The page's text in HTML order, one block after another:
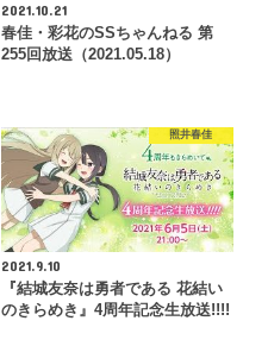
2021.10.21
春佳・彩花のSSちゃんねる 第
255回放送（2021.05.18）
照井春佳
2021.9.10
『結城友奈は勇者である 花結い
のきらめき』4周年記念生放送!!!!